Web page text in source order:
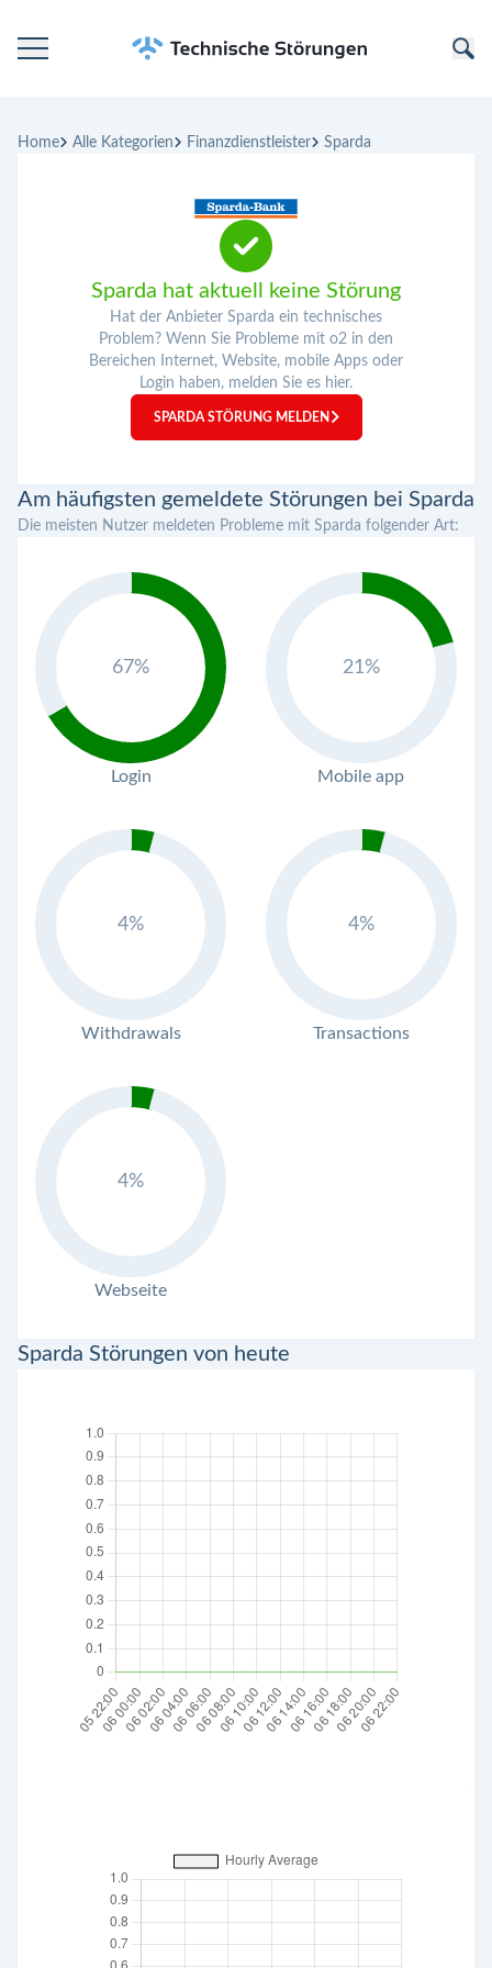
Kategorien
Home Alle Kategorien Finanzdienstleister Sparda
Sparda hat aktuell keine Störung
Hat der Anbieter Sparda ein technisches
Problem? Wenn Sie Probleme mit o2 in den
Bereichen Internet, Website, mobile Apps oder
Login haben, melden Sie es hier.
SPARDA STÖRUNG MELDEN
Am häufigsten gemeldete Störungen bei Sparda
Die meisten Nutzer meldeten Probleme mit Sparda folgender Art:
67%
Login
21%
Mobile app
4%
Withdrawals
4%
Transactions
4%
Webseite
Sparda Störungen von heute